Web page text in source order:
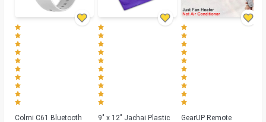
Colmi C61 Bluetooth
9" x 12" Jachai Plastic
GearUP Remote